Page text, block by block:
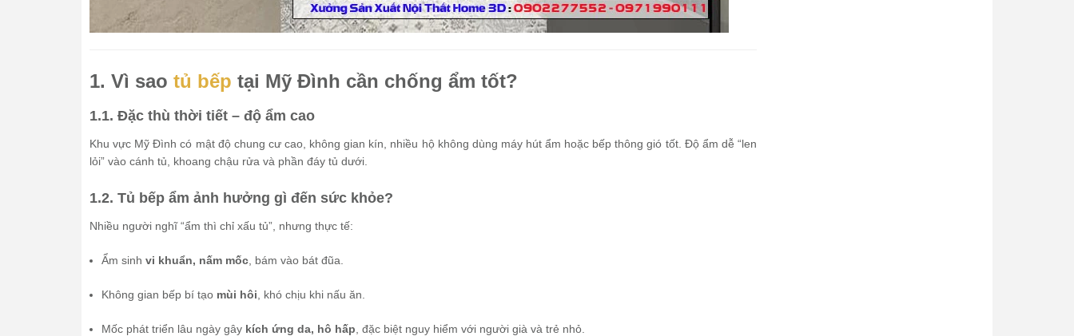
1. Vì sao tủ bếp tại Mỹ Đình cần chống ẩm tốt?
1.1. Đặc thù thời tiết – độ ẩm cao
Khu vực Mỹ Đình có mật độ chung cư cao, không gian kín, nhiều hộ không dùng máy hút ẩm hoặc bếp thông gió tốt. Độ ẩm dễ “len
lỏi” vào cánh tủ, khoang chậu rửa và phần đáy tủ dưới.
1.2. Tủ bếp ẩm ảnh hưởng gì đến sức khỏe?
Nhiều người nghĩ “ẩm thì chỉ xấu tủ”, nhưng thực tế:
Ẩm sinh vi khuẩn, nấm mốc , bám vào bát đũa.
Không gian bếp bí tạo mùi hôi , khó chịu khi nấu ăn.
Mốc phát triển lâu ngày gây kích ứng da, hô hấp , đặc biệt nguy hiểm với người già và trẻ nhỏ.